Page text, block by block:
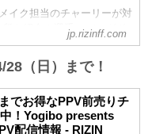
presents RIZIN.46
催日変更のお知らせ
日が以下に変更となりま
日（祝・月）
日（祝・月）
RIZIN.46 大会概要
イク担当のチャーリーが対
所を紹介！選手のバッグボ
グポイントを把握すれ
もっと楽しくなる！観戦
クしておこう！
時更新いたします。
会名変更のお知らせ
jp.rizinff.com
（日）まで！
でお得なPPV前売りチ
！Yogibo presents
配信情報 - RIZIN